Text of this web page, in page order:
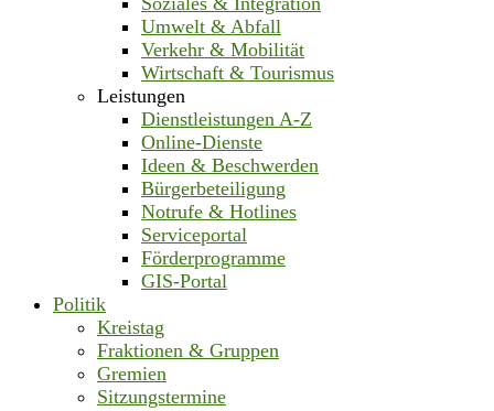
Umwelt & Abfall
Verkehr & Mobilität
Wirtschaft & Tourismus
Leistungen
Dienstleistungen A-Z
Online-Dienste
Ideen & Beschwerden
Bürgerbeteiligung
Notrufe & Hotlines
Serviceportal
Förderprogramme
GIS-Portal
Politik
Kreistag
Fraktionen & Gruppen
Gremien
Sitzungstermine